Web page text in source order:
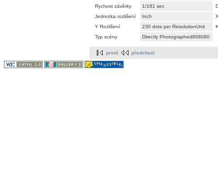
Rychost závěrky
1/181 sec
Jednotka rozlišení
Inch
Y Rozlišení
230 dots per ResolutionUnit
Typ scény
Directly Photographed808080
první předchozí